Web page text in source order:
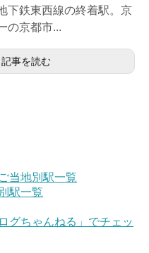
下鉄東西線の終着駅。京
の京都市...
記事を読む